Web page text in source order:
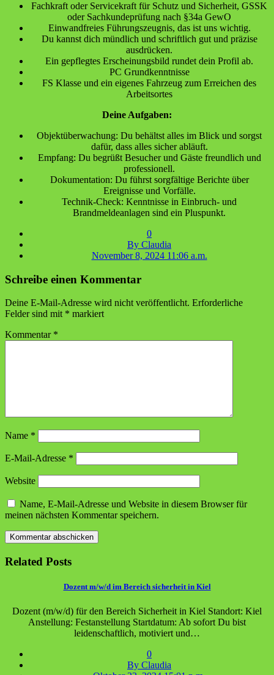
Fachkraft oder Servicekraft für Schutz und Sicherheit, GSSK
oder Sachkundeprüfung nach §34a GewO
Einwandfreies Führungszeugnis, das ist uns wichtig.
Du kannst dich mündlich und schriftlich gut und präzise
ausdrücken.
Ein gepflegtes Erscheinungsbild rundet dein Profil ab.
PC Grundkenntnisse
FS Klasse und ein eigenes Fahrzeug zum Erreichen des
Arbeitsortes
Deine Aufgaben:
Objektüberwachung: Du behältst alles im Blick und sorgst
dafür, dass alles sicher abläuft.
Empfang: Du begrüßt Besucher und Gäste freundlich und
professionell.
Dokumentation: Du führst sorgfältige Berichte über
Ereignisse und Vorfälle.
Technik-Check: Kenntnisse in Einbruch- und
Brandmeldeanlagen sind ein Pluspunkt.
0
By Claudia
November 8, 2024 11:06 a.m.
Schreibe einen Kommentar
Deine E-Mail-Adresse wird nicht veröffentlicht. Erforderliche
Felder sind mit * markiert
Kommentar *
Name *
E-Mail-Adresse *
Website
Name, E-Mail-Adresse und Website in diesem Browser für
meinen nächsten Kommentar speichern.
Related Posts
Dozent m/w/d im Bereich sicherheit in Kiel
Dozent (m/w/d) für den Bereich Sicherheit in Kiel Standort: Kiel
Anstellung: Festanstellung Startdatum: Ab sofort Du bist
leidenschaftlich, motiviert und…
0
By Claudia